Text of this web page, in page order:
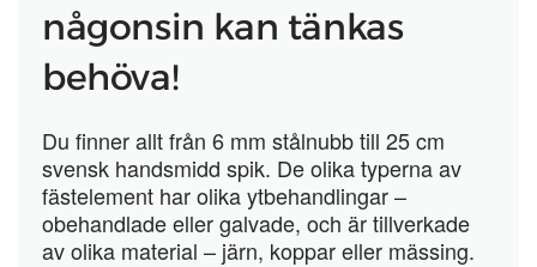
någonsin kan tänkas
behöva!
Du finner allt från 6 mm stålnubb till 25 cm
svensk handsmidd spik. De olika typerna av
fästelement har olika ytbehandlingar –
obehandlade eller galvade, och är tillverkade
av olika material – järn, koppar eller mässing.